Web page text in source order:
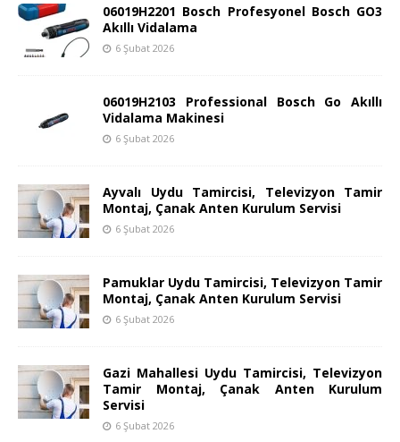
06019H2201 Bosch Profesyonel Bosch GO3
Akıllı Vidalama
6 Şubat 2026
06019H2103 Professional Bosch Go Akıllı
Vidalama Makinesi
6 Şubat 2026
Ayvalı Uydu Tamircisi, Televizyon Tamir
Montaj, Çanak Anten Kurulum Servisi
6 Şubat 2026
Pamuklar Uydu Tamircisi, Televizyon Tamir
Montaj, Çanak Anten Kurulum Servisi
6 Şubat 2026
Gazi Mahallesi Uydu Tamircisi, Televizyon
Tamir Montaj, Çanak Anten Kurulum
Servisi
6 Şubat 2026